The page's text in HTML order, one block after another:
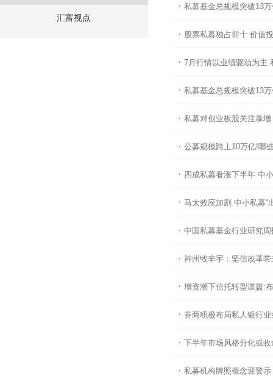
汇富视点
· 私募基金总规模突破13
· 股票私募独占前十 价值
· 7月行情以业绩驱动为主
· 私募基金总规模突破13
· 私募对创业板股关注暴
· 公募规模跨上10万亿!哪
· 四成私募看涨下半年 中
· 马太效应加剧 中小私募“
· 中国私募基金行业研究
· 神州牧辛宇：坚信改革
· 增资潮下信托转型谋篇:
· 券商积极布局私人银行业
· 下半年市场风格分化或
· 私募机构牌照概念迎警